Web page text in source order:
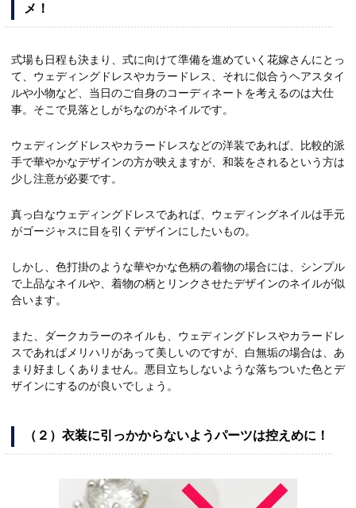
メ！
式場も日程も決まり、式に向けて準備を進めていく花嫁さんにとっ
て、ウェディングドレスやカラードレス、それに似合うヘアスタイ
ルや小物など、当日のご自身のコーディネートを考えるのは大仕
事。そこで見落としがちなのがネイルです。
ウェディングドレスやカラードレスなどの洋装であれば、比較的派
手で華やかなデザインの方が映えますが、和装をされるという方は
少し注意が必要です。
真っ白なウェディングドレスであれば、ウェディングネイルは手元
がゴージャスに目を引くデザインにしたいもの。
しかし、色打掛のような華やかな色柄の着物の場合には、シンプル
で上品なネイルや、着物の柄とリンクさせたデザインのネイルが似
合います。
また、ダークカラーのネイルも、ウェディングドレスやカラードレ
スであればメリハリがあって美しいのですが、白無垢の場合は、あ
まり好ましくありません。悪目立ちしないような落ちついた色とデ
ザインにするのが良いでしょう。
（２）衣装に引っかからないようパーツは控えめに！